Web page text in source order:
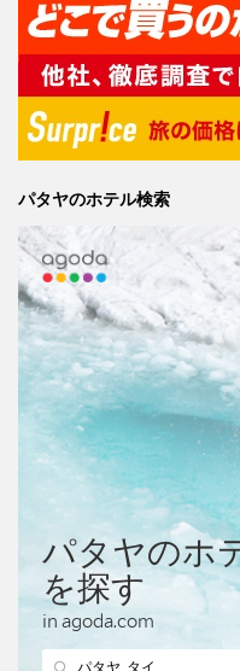
パタヤのホテル検索